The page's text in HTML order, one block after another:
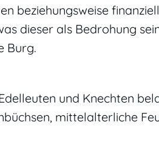
beziehungsweise
dieser als Bedrohung
Burg.
und Knechten
mittelalterliche